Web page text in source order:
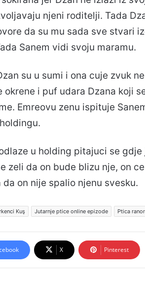
njeni roditelji. Tada
da su mu sada sve stvari
Sanem vidi svoju maramu.
su u sumi i ona cuje zvuk
okrene i puf udara Dzana koji
Emreovu zenu ispituje
u holding pitajuci se
zeli da on bude blizu nje, on
da on nije spalio njenu svesku.
Kuş Jutarnje ptice online epizode Ptica
X Pinterest